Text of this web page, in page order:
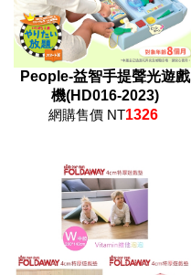
People-益智手提聲光遊戲
機(HD016-2023)
網購售價 NT1326